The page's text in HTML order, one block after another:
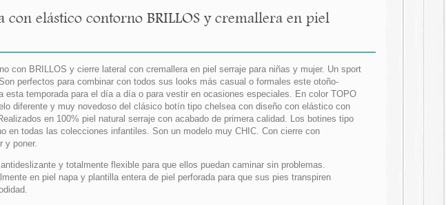
elástico contorno BRILLOS y cremallera en piel
con BRILLOS y cierre lateral con cremallera en piel serraje para niñas y mujer. Un sport
perfectos para combinar con todos sus looks más casual o formales este otoño-
temporada para el día a día o para vestir en ocasiones especiales. En color TOPO
diferente y muy novedoso del clásico botín tipo chelsea con diseño con elástico con
en 100% piel natural serraje con acabado de primera calidad. Los botines tipo
en todas las colecciones infantiles. Son un modelo muy CHIC. Con cierre con
y poner.
y totalmente flexible para que ellos puedan caminar sin problemas.
en piel napa y plantilla entera de piel perforada para que sus pies transpiren